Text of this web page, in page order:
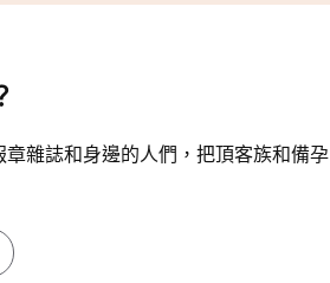
雜誌和身邊的人們，把頂客族和備孕